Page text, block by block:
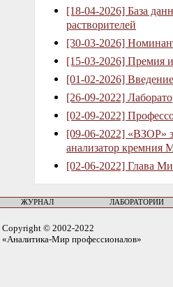
[18-04-2026] База
растворителей
[30-03-2026]
[15-03-2026] Премия
[01-02-2026]
[26-09-2022]
[02-09-2022]
[09-06-2022] «ВЗОР»
анализатор кремния
[02-06-2022] Глава
ЖУРНАЛ ЛАБОРАТОРИИ
Copyright © 2002-2022
«Аналитика-Мир профессионалов»